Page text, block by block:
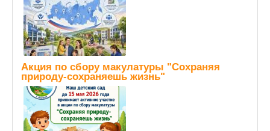
Акция по сбору макулатуры "Сохраняя
природу-сохраняешь жизнь"